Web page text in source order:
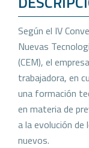
Según el IV
Nuevas
(CEM), el
trabajadora, en
una formación
en materia de
a la evolución
nuevos.